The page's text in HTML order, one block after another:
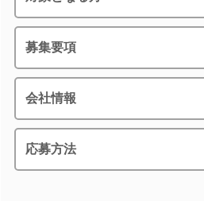
募集要項
会社情報
応募方法